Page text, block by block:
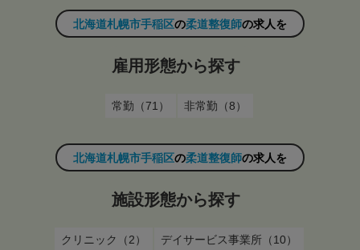
北海道札幌市手稲区の柔道整復師の求人を
雇用形態から探す
常勤（71） 非常勤（8）
北海道札幌市手稲区の柔道整復師の求人を
施設形態から探す
クリニック（2）
デイサービス事業所（10）